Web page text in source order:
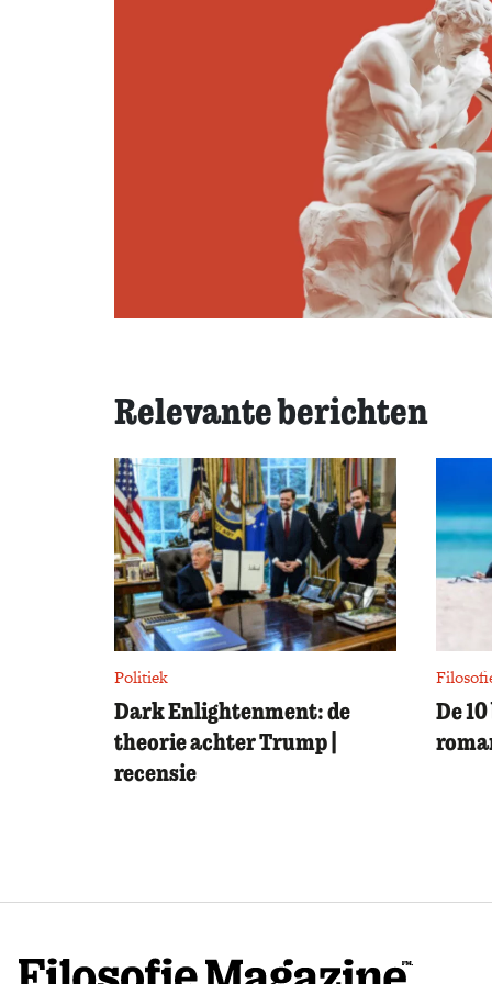
Relevante berichten
Politiek
Dark Enlightenment: de
theorie achter Trump |
recensie
De